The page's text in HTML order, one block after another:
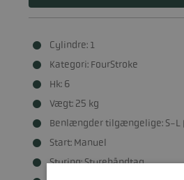
Cylindre: 1
Kategori: FourStroke
Hk: 6
Vægt: 25 kg
Benlængder tilgængelige: S-
Start: Manuel
Styring: Styrehåndtag